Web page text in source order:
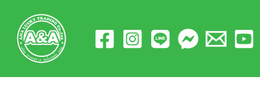
content